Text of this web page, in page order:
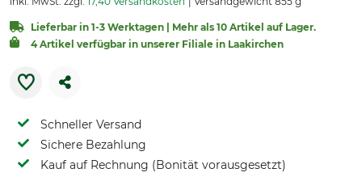
Lieferbar in 1-3 Werktagen | Mehr als 10 Artikel auf Lager.
4 Artikel verfügbar in unserer Filiale in Laakirchen
Schneller Versand
Sichere Bezahlung
Kauf auf Rechnung (Bonität vorausgesetzt)